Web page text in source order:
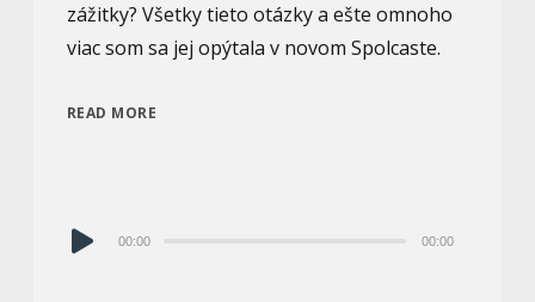
zážitky? Všetky tieto otázky a ešte omnoho
viac som sa jej opýtala v novom Spolcaste.
READ MORE
Audio
00:00 00:00